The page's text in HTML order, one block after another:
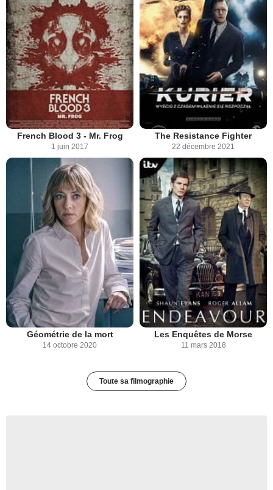
French Blood 3 - Mr. Frog
1 juin 2017
The Resistance Fighter
22 décembre 2021
Géométrie de la mort
14 octobre 2020
Les Enquêtes de Morse
11 mars 2018
Toute sa filmographie